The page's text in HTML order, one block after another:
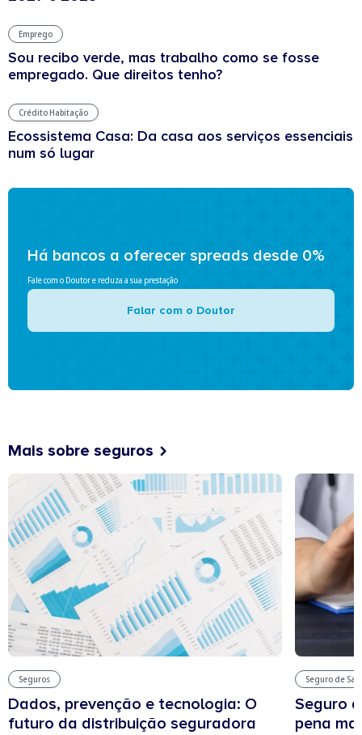
Emprego
Sou recibo verde, mas trabalho como se fosse
empregado. Que direitos tenho?
Crédito Habitação
Ecossistema Casa: Da casa aos serviços essenciais
num só lugar
Há bancos a oferecer spreads desde 0%
Fale com o Doutor e reduza a sua prestação
Falar com o Doutor
Mais sobre seguros
Seguros
Dados, prevenção e tecnologia: O
futuro da distribuição seguradora
Seguro de
Seguro
pena